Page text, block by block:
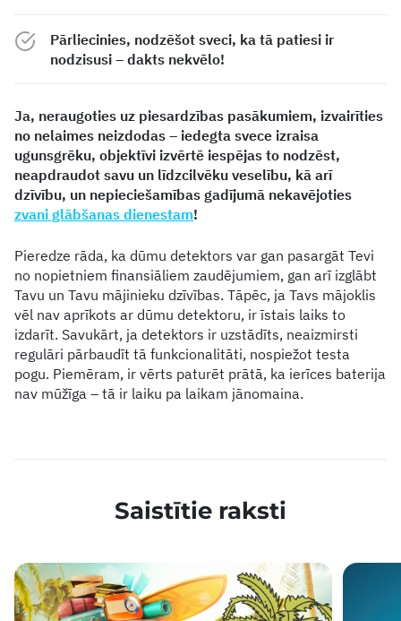
Pārliecinies, nodzēšot sveci, ka tā patiesi ir
nodzisusi – dakts nekvēlo!
Ja, neraugoties uz piesardzības pasākumiem, izvairīties
no nelaimes neizdodas – iedegta svece izraisa
ugunsgrēku, objektīvi izvērtē iespējas to nodzēst,
neapdraudot savu un līdzcilvēku veselību, kā arī
dzīvību, un nepieciešamības gadījumā nekavējoties
zvani glābšanas dienestam!
Pieredze rāda, ka dūmu detektors var gan pasargāt Tevi
no nopietniem finansiāliem zaudējumiem, gan arī izglābt
Tavu un Tavu mājinieku dzīvības. Tāpēc, ja Tavs mājoklis
vēl nav aprīkots ar dūmu detektoru, ir īstais laiks to
izdarīt. Savukārt, ja detektors ir uzstādīts, neaizmirsti
regulāri pārbaudīt tā funkcionalitāti, nospiežot testa
pogu. Piemēram, ir vērts paturēt prātā, ka ierīces baterija
nav mūžīga – tā ir laiku pa laikam jānomaina.
Saistītie raksti